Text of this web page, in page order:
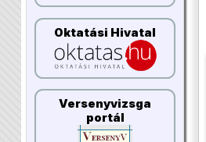
Oktatási Hivatal
Versenyvizsga
portál